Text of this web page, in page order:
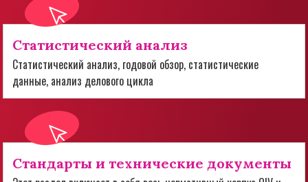
Статистический анализ
Статистический анализ, годовой обзор, статистические
данные, анализ делового цикла
Стандарты и технические документы